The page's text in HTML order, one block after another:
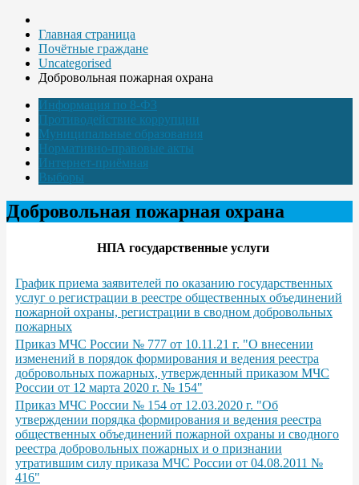
Главная страница
Почётные граждане
Uncategorised
Добровольная пожарная охрана
Информация по 8-ФЗ
Противодействие коррупции
Муниципальные образования
Нормативно-правовые акты
Интернет-приёмная
Выборы
Добровольная пожарная охрана
НПА государственные услуги
График приема заявителей по оказанию государственных
услуг о регистрации в реестре общественных объединений
пожарной охраны, регистрации в сводном добровольных
пожарных
Приказ МЧС России № 777 от 10.11.21 г. "О внесении
изменений в порядок формирования и ведения реестра
добровольных пожарных, утвержденный приказом МЧС
России от 12 марта 2020 г. № 154"
Приказ МЧС России № 154 от 12.03.2020 г. "Об
утверждении порядка формирования и ведения реестра
общественных объединений пожарной охраны и сводного
реестра добровольных пожарных и о признании
утратившим силу приказа МЧС России от 04.08.2011 №
416"